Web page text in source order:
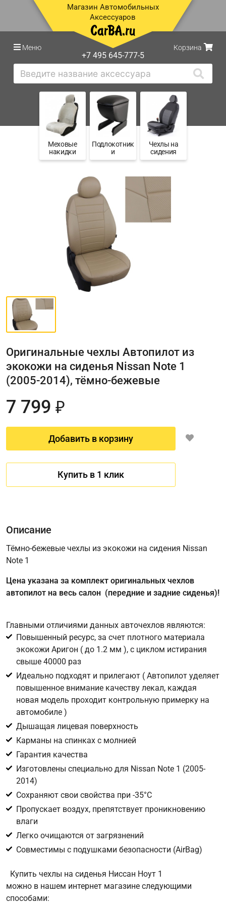
Магазин Автомобильных
Аксессуаров
Меню
+7 495 645-777-5
Корзина
Меховые
накидки
Подлокотник
и
Чехлы на
сидения
Оригинальные чехлы Автопилот из
экокожи на сиденья Nissan Note 1
(2005-2014), тёмно-бежевые
7 799 ₽
Добавить в корзину
Купить в 1 клик
Имя
Соглашение об обработке персональных данных
Для подтверждения своего согласия на обработку ваших
персональных данных в целях исполнения запроса введите
в поле ниже цифру
Цифра с картинки
Описание
Тёмно-бежевые чехлы из экокожи на сидения Nissan
Note 1
Цена указана за комплект оригинальных чехлов
автопилот на весь салон (передние и задние сиденья)!
Главными отличиями данных авточехлов являются:
Повышенный ресурс, за счет плотного материала
экокожи Аригон ( до 1.2 мм ), с циклом истирания
свыше 40000 раз
Идеально подходят и прилегают ( Автопилот уделяет
повышенное внимание качеству лекал, каждая
новая модель проходит контрольную примерку на
автомобиле )
Дышащая лицевая поверхность
Карманы на спинках с молнией
Гарантия качества
Изготовлены специально для Nissan Note 1 (2005-
2014)
Сохраняют свои свойства при -35°С
Пропускает воздух, препятствует проникновению
влаги
Легко очищаются от загрязнений
Совместимы с подушками безопасности (AirBag)
Купить чехлы на сиденья Ниссан Ноут 1
можно в нашем интернет магазине следующими
способами: